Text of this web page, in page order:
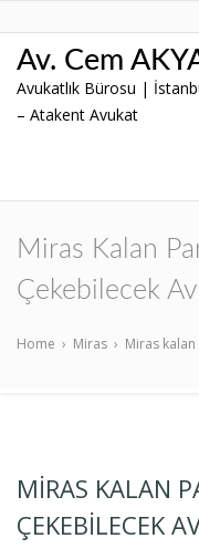
Av. Cem
Avukatlık Bürosu |
– Atakent Avukat
Miras Kalan
Çekebilecek
Home › Miras › Miras
MIRAS KALAN
ÇEKEBILECEK